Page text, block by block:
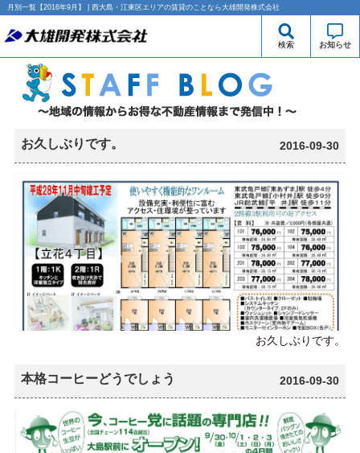
月別一覧【2016年9月】 | 西大島・江東区エリアの賃貸のことなら大雄開発株式会社
検索 お知らせ
お久しぶりです。 2016-09-30
お久しぶりです。
本格コーヒーどうでしょう 2016-09-30